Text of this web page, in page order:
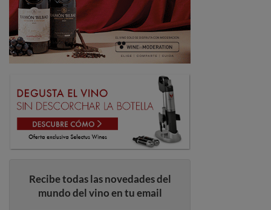
Recibe todas las novedades del
mundo del vino en tu email